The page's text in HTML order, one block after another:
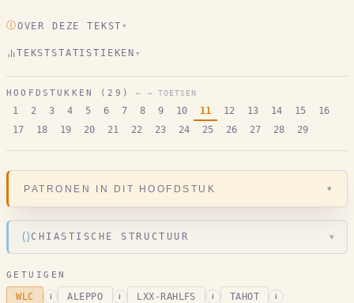
ⒾOVER DEZE TEKST ▾
TEKSTSTATISTIEKEN ▾
HOOFDSTUKKEN ( 29 ) ← → TOETSEN
1 2 3 4 5 6 7 8 9 10 11 12 13 14 15
16
17
18 19 20 21 22 23 24 25 26 27 28 29
PATRONEN IN DIT HOOFDSTUK ▾
⟨⟩CHIASTISCHE STRUCTUUR ▾
GETUIGEN
WLC i ALEPPO i LXX-RAHLFS i TAHOT i